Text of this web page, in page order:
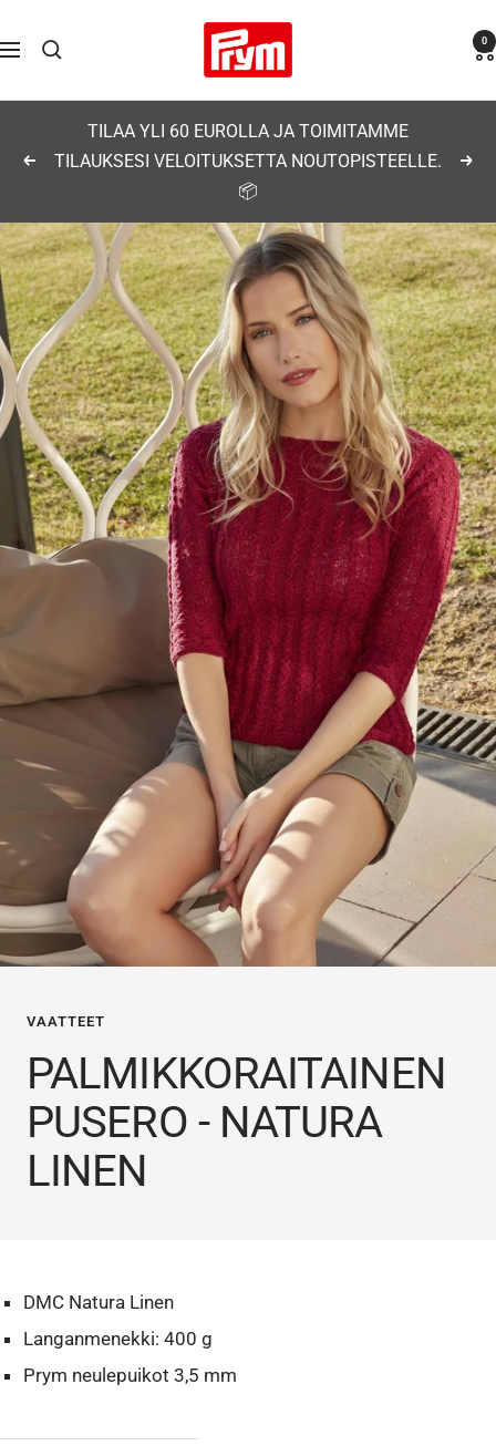
sisältöön
Navigaatio
Prym 0
Edellinen
TILAA YLI 60 EUROLLA JA TOIMITAMME
TILAUKSESI VELOITUKSETTA NOUTOPISTEELLE.
📦
VAATTEET
PALMIKKORAITAINEN
PUSERO - NATURA
LINEN
DMC Natura Linen
Langanmenekki: 400 g
Prym neulepuikot 3,5 mm